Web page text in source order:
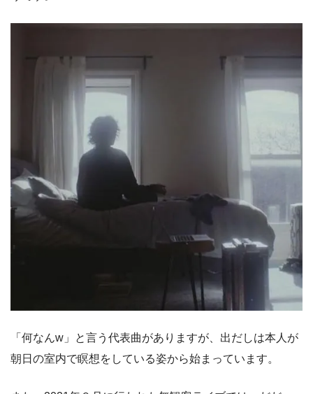
「何なんw」と言う代表曲がありますが、出だしは本人が
朝日の室内で瞑想をしている姿から始まっています。